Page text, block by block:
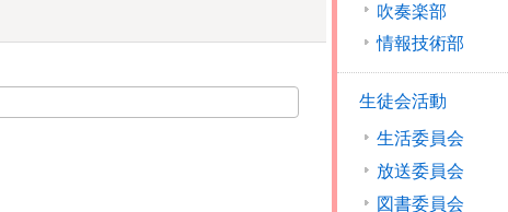
吹奏楽部
情報技術部
生徒会活動
生活委員会
放送委員会
図書委員会